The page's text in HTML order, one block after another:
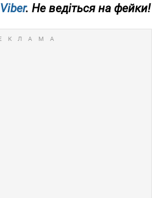
Viber. Не ведіться на фейки!